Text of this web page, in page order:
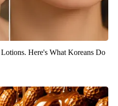
Here's What Koreans Do